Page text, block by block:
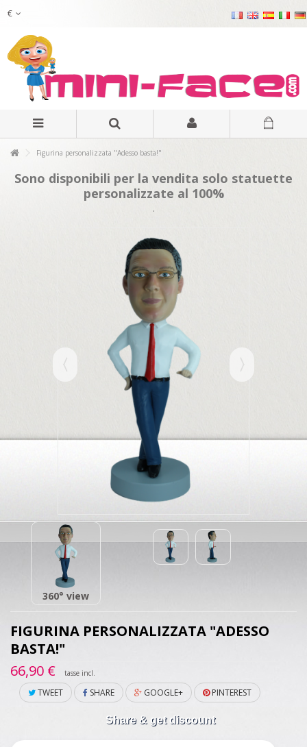
€
Figurina personalizzata "Adesso basta!"
Sono disponibili per la vendita solo statuette
personalizzate al 100%
.
360° view
FIGURINA PERSONALIZZATA "ADESSO
BASTA!"
66,90 €
tasse incl.
TWEET SHARE GOOGLE+ PINTEREST
Share & get discount